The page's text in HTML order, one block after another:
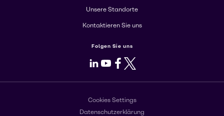
Unsere Standorte
Kontaktieren Sie uns
Folgen Sie uns
LinkedIn
Youtube
Facebook
X
Cookies Settings
Datenschutzerklärung